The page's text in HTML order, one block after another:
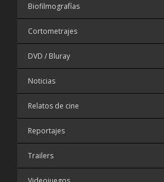
Biofilmografías
Cortometrajes
DVD / Bluray
Noticias
Relatos de cine
Reportajes
Trailers